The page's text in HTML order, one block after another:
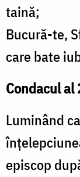
taină;
Bucură-te,
care bate
Condacul al
Luminând
episcop